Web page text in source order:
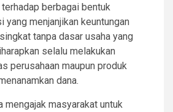
berbagai bentuk
yang menjanjikan keuntungan
tanpa dasar usaha yang
selalu melakukan
perusahaan maupun produk
dana.
mengajak masyarakat untuk